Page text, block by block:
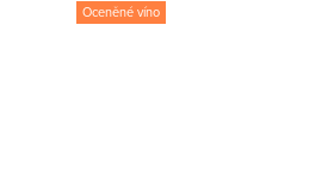
Oceněné víno